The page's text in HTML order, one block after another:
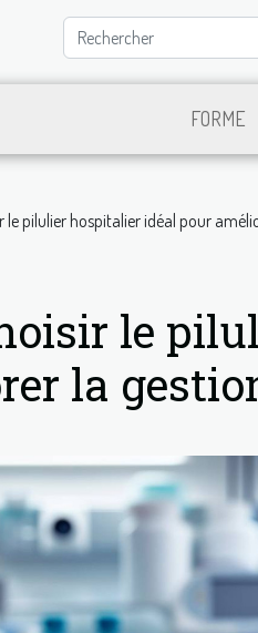
FORME
le pilulier hospitalier idéal pour
le
la